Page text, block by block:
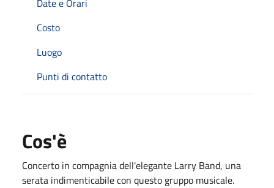
Costo
Luogo
Punti di contatto
Cos'è
Concerto in compagnia dell'elegante Larry Band, una
serata indimenticabile con questo gruppo musicale.